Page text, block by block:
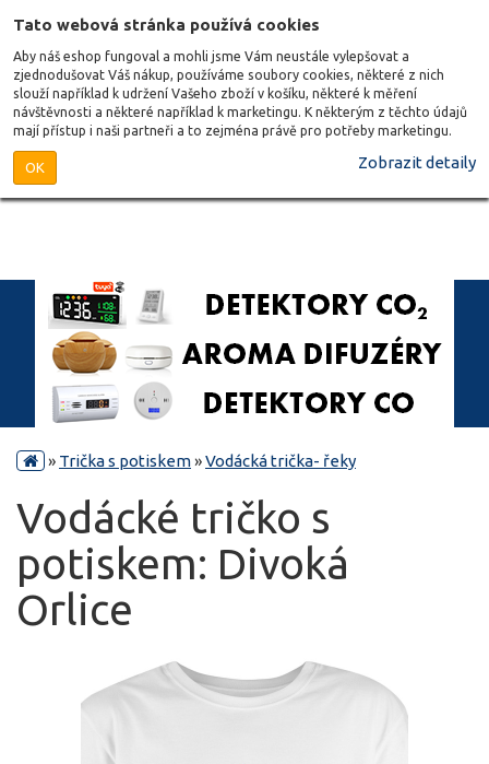
Tato webová stránka používá cookies
Aby náš eshop fungoval a mohli jsme Vám neustále vylepšovat a
zjednodušovat Váš nákup, používáme soubory cookies, některé z nich
slouží například k udržení Vašeho zboží v košíku, některé k měření
návštěvnosti a některé například k marketingu. K některým z těchto údajů
mají přístup i naši partneři a to zejména právě pro potřeby marketingu.
OK Zobrazit detaily
» Trička s potiskem»Vodácká trička- řeky
Vodácké tričko s
potiskem: Divoká
Orlice